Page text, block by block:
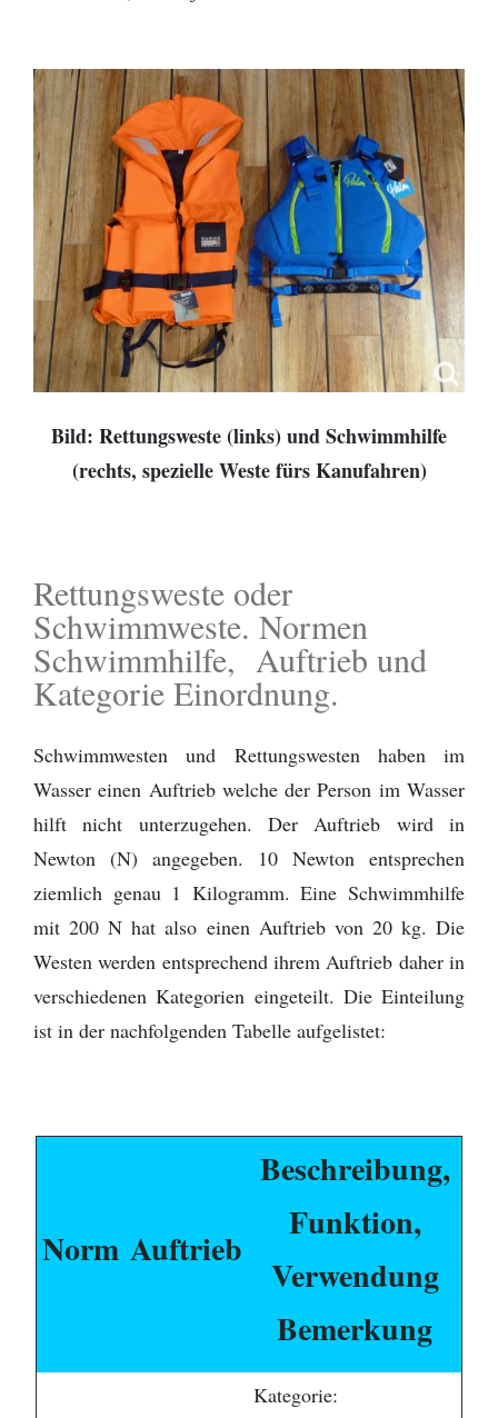
Bild: Rettungsweste (links) und Schwimmhilfe
(rechts, spezielle Weste fürs Kanufahren)
Rettungsweste oder
Schwimmweste. Normen
Schwimmhilfe, Auftrieb und
Kategorie Einordnung.
Schwimmwesten und Rettungswesten haben im
Wasser einen Auftrieb welche der Person im Wasser
hilft nicht unterzugehen. Der Auftrieb wird in
Newton (N) angegeben. 10 Newton entsprechen
ziemlich genau 1 Kilogramm. Eine Schwimmhilfe
mit 200 N hat also einen Auftrieb von 20 kg. Die
Westen werden entsprechend ihrem Auftrieb daher in
verschiedenen Kategorien eingeteilt. Die Einteilung
ist in der nachfolgenden Tabelle aufgelistet:
Norm Auftrieb
Beschreibung,
Funktion,
Verwendung
Bemerkung
Kategorie: